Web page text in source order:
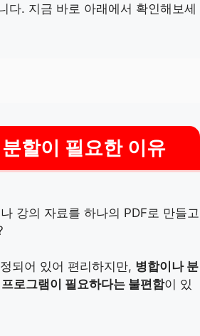
다. 지금 바로 아래에서 확인해보세
할이 필요한 이유
강의 자료를 하나의 PDF로 만들고
되어 있어 편리하지만, 병합이나 분
로그램이 필요하다는 불편함이 있